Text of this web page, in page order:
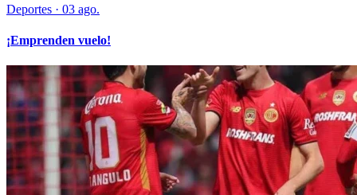
Deportes · 03 ago.
¡Emprenden vuelo!